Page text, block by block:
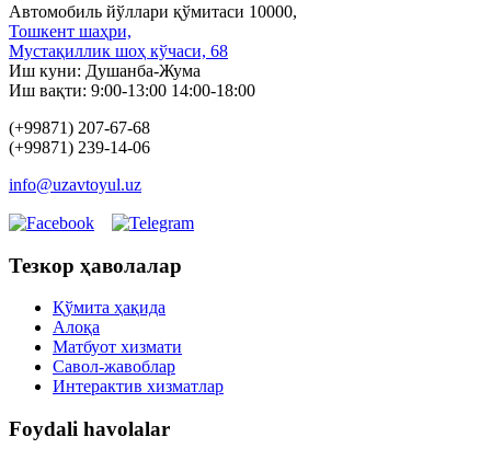
Автомобиль йўллари қўмитаси 10000,
Тошкент шаҳри,
Мустақиллик шоҳ кўчаси, 68
Иш куни: Душанба-Жума
Иш вақти: 9:00-13:00 14:00-18:00
(+99871) 207-67-68
(+99871) 239-14-06
info@uzavtoyul.uz
Тезкор ҳаволалар
Қўмита ҳақида
Алоқа
Матбуот xизмати
Савол-жавоблар
Интерактив хизматлар
Foydali havolalar